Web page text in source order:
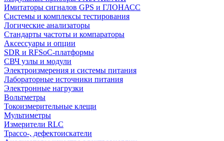
Имитаторы сигналов GPS и ГЛОНАСС
Системы и комплексы тестирования
Логические анализаторы
Стандарты частоты и компараторы
Аксессуары и опции
SDR и RFSoC‑платформы
СВЧ узлы и модули
Электроизмерения и системы питания
Лабораторные источники питания
Электронные нагрузки
Вольтметры
Токоизмерительные клещи
Мультиметры
Измерители RLC
Трассо-, дефектоискатели